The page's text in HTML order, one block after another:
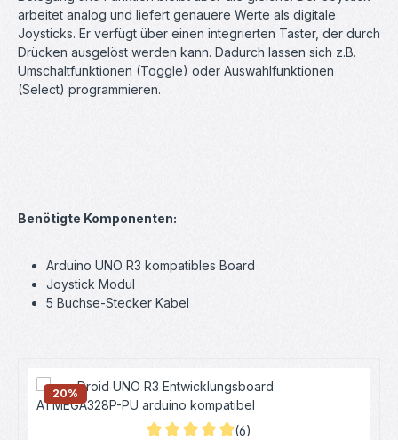
arbeitet analog und liefert genauere Werte als digitale
Joysticks. Er verfügt über einen integrierten Taster, der durch
Drücken ausgelöst werden kann. Dadurch lassen sich z.B.
Umschaltfunktionen (Toggle) oder Auswahlfunktionen
(Select) programmieren.
Benötigte Komponenten:
Arduino UNO R3 kompatibles Board
Joystick Modul
5 Buchse-Stecker Kabel
Produktgalerie überspringen
20%
(6)